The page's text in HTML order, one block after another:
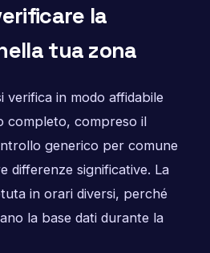
la
tua zona
verifica in modo affidabile
completo, compreso il
generico per comune
differenze significative. La
in orari diversi, perché
la base dati durante la